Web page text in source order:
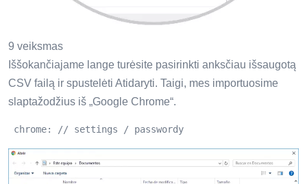
9 veiksmas
Iššokančiajame lange turėsite pasirinkti anksčiau išsaugotą
CSV failą ir spustelėti Atidaryti. Taigi, mes importuosime
slaptažodžius iš „Google Chrome“.
chrome: // settings / passwordy